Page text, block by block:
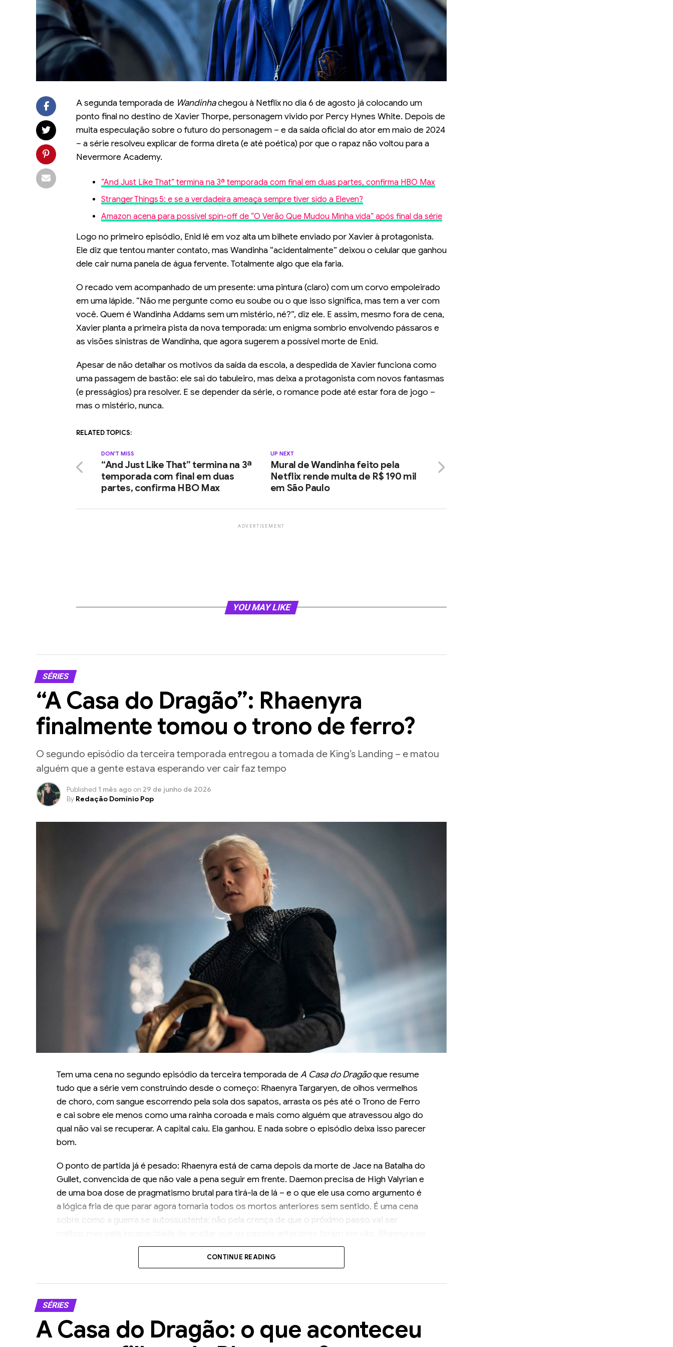
A segunda temporada de Wandinhachegou à Netflix no dia 6 de agosto já colocando um
ponto final no destino de Xavier Thorpe, personagem vivido por Percy Hynes White. Depois de
muita especulação sobre o futuro do personagem – e da saída oficial do ator em maio de 2024
– a série resolveu explicar de forma direta (e até poética) por que o rapaz não voltou para a
Nevermore Academy.
“And Just Like That” termina na 3ª temporada com final em duas partes, confirma HBO Max
Stranger Things 5: e se a verdadeira ameaça sempre tiver sido a Eleven?
Amazon acena para possível spin-off de “O Verão Que Mudou Minha vida” após final da série
Logo no primeiro episódio, Enid lê em voz alta um bilhete enviado por Xavier à protagonista.
Ele diz que tentou manter contato, mas Wandinha “acidentalmente” deixou o celular que ganhou
dele cair numa panela de água fervente. Totalmente algo que ela faria.
O recado vem acompanhado de um presente: uma pintura (claro) com um corvo empoleirado
em uma lápide. “Não me pergunte como eu soube ou o que isso significa, mas tem a ver com
você. Quem é Wandinha Addams sem um mistério, né?”, diz ele. E assim, mesmo fora de cena,
Xavier planta a primeira pista da nova temporada: um enigma sombrio envolvendo pássaros e
as visões sinistras de Wandinha, que agora sugerem a possível morte de Enid.
Apesar de não detalhar os motivos da saída da escola, a despedida de Xavier funciona como
uma passagem de bastão: ele sai do tabuleiro, mas deixa a protagonista com novos fantasmas
(e presságios) pra resolver. E se depender da série, o romance pode até estar fora de jogo –
mas o mistério, nunca.
RELATED TOPICS:
UP NEXT
Mural de Wandinha feito pela
Netflix rende multa de R$ 190 mil
em São Paulo
DON'T MISS
“And Just Like That” termina na 3ª
temporada com final em duas
partes, confirma HBO Max
ADVERTISEMENT
YOU MAY LIKE
SÉRIES
“A Casa do Dragão”: Rhaenyra
finalmente tomou o trono de ferro?
O segundo episódio da terceira temporada entregou a tomada de King’s Landing – e matou
alguém que a gente estava esperando ver cair faz tempo
Published 1 mês ago on 29 de junho de 2026
By Redação Domínio Pop
Tem uma cena no segundo episódio da terceira temporada deA Casa do Dragãoque resume
tudo que a série vem construindo desde o começo: Rhaenyra Targaryen, de olhos vermelhos
de choro, com sangue escorrendo pela sola dos sapatos, arrasta os pés até o Trono de Ferro
e cai sobre ele menos como uma rainha coroada e mais como alguém que atravessou algo do
qual não vai se recuperar. A capital caiu. Ela ganhou. E nada sobre o episódio deixa isso parecer
bom.
O ponto de partida já é pesado: Rhaenyra está de cama depois da morte de Jace na Batalha do
Gullet, convencida de que não vale a pena seguir em frente. Daemon precisa de High Valyrian e
de uma boa dose de pragmatismo brutal para tirá-la de lá – e o que ele usa como argumento é
a lógica fria de que parar agora tornaria todos os mortos anteriores sem sentido. É uma cena
sobre como a guerra se autossustenta: não pela crença de que o próximo passo vai ser
levanta porque não consegue pensar numa alternativa que suporte o peso do que já foi
A tomada de King’s Landing acontece quase sem resistência, e essa também é uma escolha
narrativa deliberada. Alicent cumpriu o acordo. As portas abriram. Os poucos cavaleiros leais
aos Verdes que tentaram reagir foram despachados por Daemon com a eficiência de alguém
trocando de assunto. A guerra não foi vencida com fogo, foi vencida com negociação entre
duas mulheres que se conhecem desde crianças e que passaram três temporadas destruindo
CONTINUE READING
SÉRIES
A Casa do Dragão: o que aconteceu